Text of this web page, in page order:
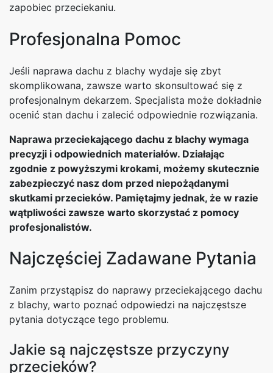
zapobiec przeciekaniu.
Profesjonalna Pomoc
Jeśli naprawa dachu z blachy wydaje się zbyt
skomplikowana, zawsze warto skonsultować się z
profesjonalnym dekarzem. Specjalista może dokładnie
ocenić stan dachu i zalecić odpowiednie rozwiązania.
Naprawa przeciekającego dachu z blachy wymaga
precyzji i odpowiednich materiałów. Działając
zgodnie z powyższymi krokami, możemy skutecznie
zabezpieczyć nasz dom przed niepożądanymi
skutkami przecieków. Pamiętajmy jednak, że w razie
wątpliwości zawsze warto skorzystać z pomocy
profesjonalistów.
Najczęściej Zadawane Pytania
Zanim przystąpisz do naprawy przeciekającego dachu
z blachy, warto poznać odpowiedzi na najczęstsze
pytania dotyczące tego problemu.
Jakie są najczęstsze przyczyny
przecieków?